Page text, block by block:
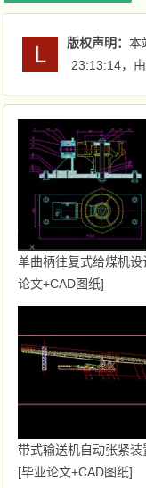
版权声明：本
23:13:14，由
单曲柄往复式给煤机设
论文+CAD图纸]
带式输送机自动张紧装
[毕业论文+CAD图纸]